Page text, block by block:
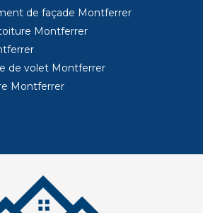
de façade Montferrer
Montferrer
de volet Montferrer
Montferrer